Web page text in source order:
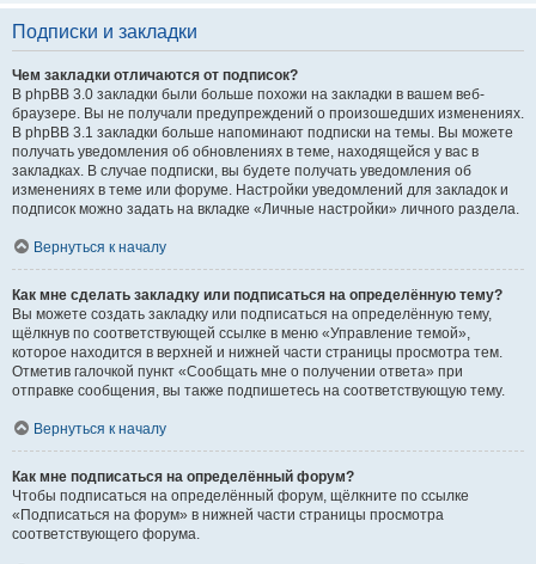
Подписки и закладки
Чем закладки отличаются от подписок?
В phpBB 3.0 закладки были больше похожи на закладки в вашем веб-
браузере. Вы не получали предупреждений о произошедших изменениях.
В phpBB 3.1 закладки больше напоминают подписки на темы. Вы можете
получать уведомления об обновлениях в теме, находящейся у вас в
закладках. В случае подписки, вы будете получать уведомления об
изменениях в теме или форуме. Настройки уведомлений для закладок и
подписок можно задать на вкладке «Личные настройки» личного раздела.
Вернуться к началу
Как мне сделать закладку или подписаться на определённую тему?
Вы можете создать закладку или подписаться на определённую тему,
щёлкнув по соответствующей ссылке в меню «Управление темой»,
которое находится в верхней и нижней части страницы просмотра тем.
Отметив галочкой пункт «Сообщать мне о получении ответа» при
отправке сообщения, вы также подпишетесь на соответствующую тему.
Вернуться к началу
Как мне подписаться на определённый форум?
Чтобы подписаться на определённый форум, щёлкните по ссылке
«Подписаться на форум» в нижней части страницы просмотра
соответствующего форума.